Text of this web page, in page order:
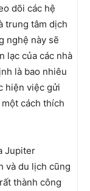
dõi các hệ
trung tâm dịch
nghệ này sẽ
lạc của các nhà
là bao nhiêu
hiện việc gửi
cách thích
Jupiter
và du lịch cũng
thành công